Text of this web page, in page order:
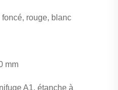
rouge, blanc
mm
A1, étanche à